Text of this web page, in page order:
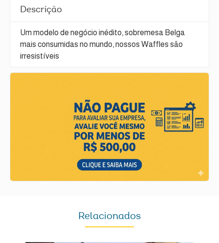
Descrição
Um modelo de negócio inédito, sobremesa Belga
mais consumidas no mundo, nossos Waffles são
irresistíveis
Relacionados